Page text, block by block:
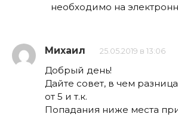
необходимо на
Михаил 25.05.2019 в 13:06
Добрый день!
Дайте совет, в чем
от 5 и т.к.
Попадания ниже места